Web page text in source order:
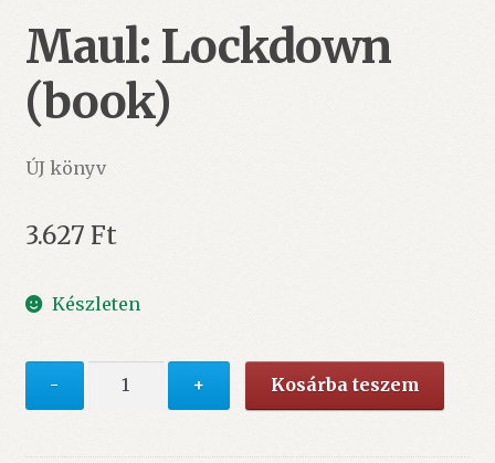
Maul: Lockdown
(book)
ÚJ könyv
3.627 Ft
Készleten
-
Maul:
mennyiség
+ Kosárba teszem